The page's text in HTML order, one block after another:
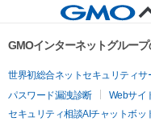
GMOインターネットグルー
世界初総合ネットセキュリティサ
パスワード漏洩診断
Webサイ
セキュリティ相談AIチャットボッ